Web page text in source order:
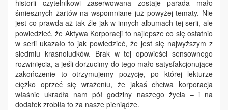
historii czytelnikowi zaserwowana zostaje parada mało
śmiesznych żartów na wspomniane już powyżej tematy. Nie
jest co prawda aż tak źle jak w innych albumach tej serii, ale
powiedzieć, że Aktywa Korporacji to najlepsze co się ostatnio
w serii ukazało to jak powiedzieć, że jest się najwyższym z
siedmiu krasnoludków. Brak w tej opowieści sensownego
rozwinięcia, a jeśli dorzucimy do tego mało satysfakcjonujące
zakończenie to otrzymujemy pozycję, po której lekturze
ciężko oprzeć się wrażeniu, że jakaś chciwa korporacja
właśnie ukradła nam pół godziny naszego życia – i na
dodatek zrobiła to za nasze pieniądze.